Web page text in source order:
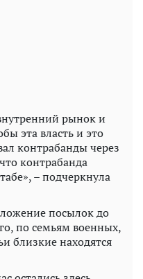
рынок и
эта власть и это
контрабанды через
контрабанда
– подчеркнула
посылок до
по семьям военных,
близкие находятся